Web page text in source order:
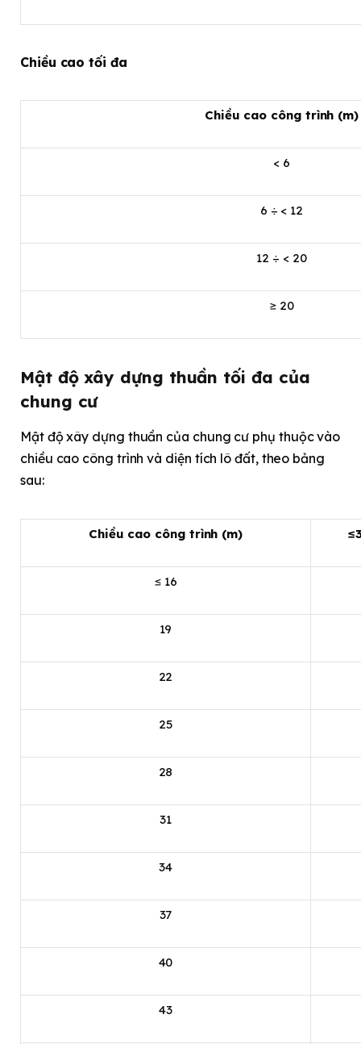
Chiều cao tối đa
Chiều cao công trình (m)
< 6
6 ÷ < 12
12 ÷ < 20
≥ 20
Mật độ xây dựng thuần tối đa của
chung cư
Mật độ xây dựng thuần của chung cư phụ thuộc vào
chiều cao công trình và diện tích lô đất, theo bảng
sau:
Chiều cao công trình (m)
≤ 16
19
22
25
28
31
34
37
40
43